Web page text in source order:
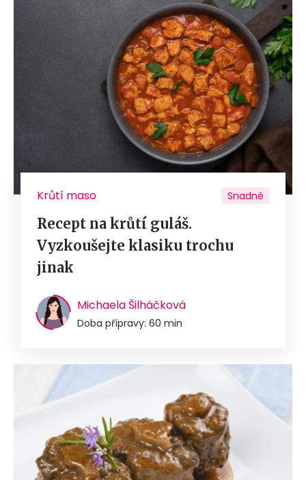
Krůtí maso Snadné
Recept na krůtí guláš.
Vyzkoušejte klasiku trochu
jinak
Michaela Šilháčková
Doba přípravy: 60 min